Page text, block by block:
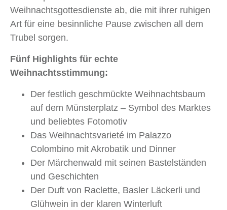
Weihnachtsgottesdienste ab, die mit ihrer ruhigen
Art für eine besinnliche Pause zwischen all dem
Trubel sorgen.
Fünf Highlights für echte
Weihnachtsstimmung:
Der festlich geschmückte Weihnachtsbaum
auf dem Münsterplatz – Symbol des Marktes
und beliebtes Fotomotiv
Das Weihnachtsvarieté im Palazzo
Colombino mit Akrobatik und Dinner
Der Märchenwald mit seinen Bastelständen
und Geschichten
Der Duft von Raclette, Basler Läckerli und
Glühwein in der klaren Winterluft